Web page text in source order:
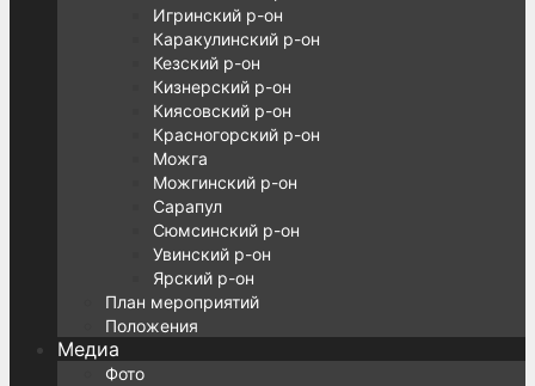
Игринский р-он
Каракулинский р-он
Кезский р-он
Кизнерский р-он
Киясовский р-он
Красногорский р-он
Можга
Можгинский р-он
Сарапул
Сюмсинский р-он
Увинский р-он
Ярский р-он
План мероприятий
Положения
Медиа
Фото